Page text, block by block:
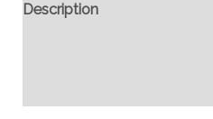
Description